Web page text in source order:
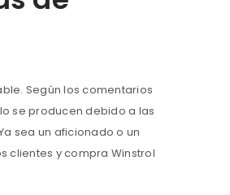
Según los comentarios
se producen debido a las
sea un aficionado o un
clientes y compra Winstrol